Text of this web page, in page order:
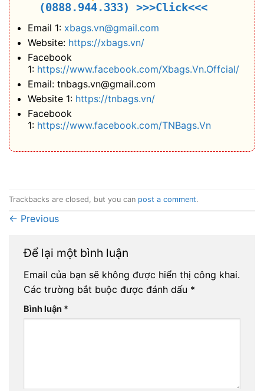
(0888.944.333) >>>Click<<<
Email 1: xbags.vn@gmail.com
Website: https://xbags.vn/
Facebook
1: https://www.facebook.com/Xbags.Vn.Offcial/
Email: tnbags.vn@gmail.com
Website 1: https://tnbags.vn/
Facebook
1: https://www.facebook.com/TNBags.Vn
Trackbacks are closed, but you can post a comment.
← Previous
Để lại một bình luận
Email của bạn sẽ không được hiển thị công khai.
Các trường bắt buộc được đánh dấu *
Bình luận *